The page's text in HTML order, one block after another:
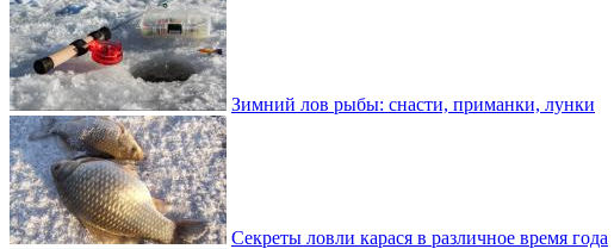
Зимний лов рыбы: снасти, приманки, лунки
Секреты ловли карася в различное время года